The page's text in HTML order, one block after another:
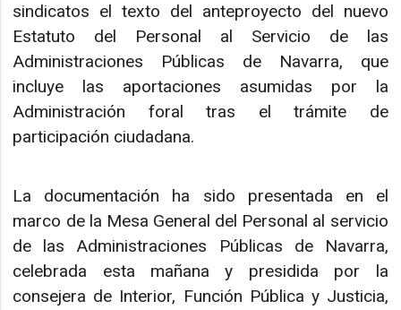
sindicatos el texto del anteproyecto del nuevo
Estatuto del Personal al Servicio de las
Administraciones Públicas de Navarra, que
incluye las aportaciones asumidas por la
Administración foral tras el trámite de
participación ciudadana.
La documentación ha sido presentada en el
marco de la Mesa General del Personal al servicio
de las Administraciones Públicas de Navarra,
celebrada esta mañana y presidida por la
consejera de Interior, Función Pública y Justicia,